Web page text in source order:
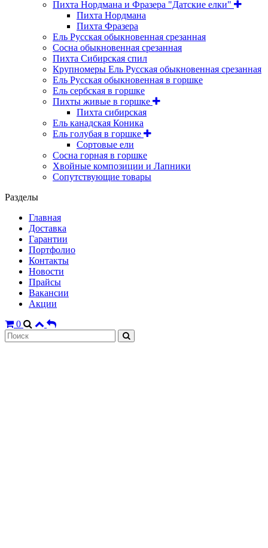
Пихта Нордмана и Фразера "Датские елки"
Пихта Нордмана
Пихта Фразера
Ель Русская обыкновенная срезанная
Сосна обыкновенная срезанная
Пихта Сибирская спил
Крупномеры Ель Русская обыкновенная срезанная
Ель Русская обыкновенная в горшке
Ель сербская в горшке
Пихты живые в горшке
Пихта сибирская
Ель канадская Коника
Ель голубая в горшке
Сортовые ели
Сосна горная в горшке
Хвойные композиции и Лапники
Сопутствующие товары
Разделы
Главная
Доставка
Гарантии
Портфолио
Контакты
Новости
Прайсы
Вакансии
Акции
0